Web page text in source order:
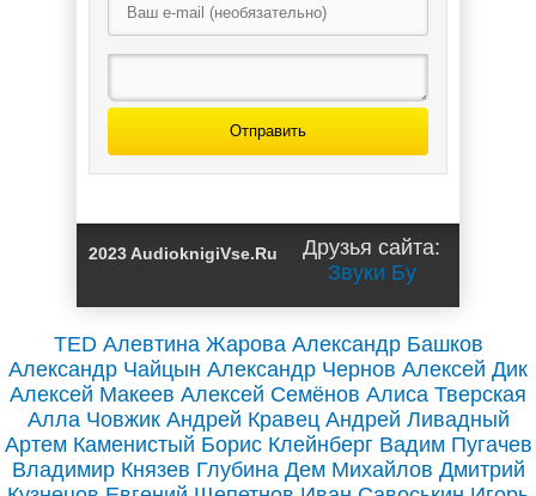
Счастье рядом /
Екатерина
Серебрякова
Отправить
2023 AudioknigiVse.Ru
Друзья сайта:
Звуки Бу
TED Алевтина Жарова Александр Башков
Александр Чайцын Александр Чернов Алексей Дик
Алексей Макеев Алексей Семёнов Алиса Тверская
Алла Човжик Андрей Кравец Андрей Ливадный
Артем Каменистый Борис Клейнберг Вадим Пугачев
Владимир Князев Глубина Дем Михайлов Дмитрий